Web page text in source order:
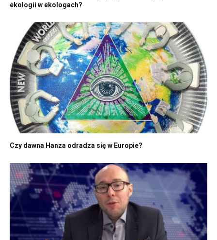
ekologii w ekologach?
Czy dawna Hanza odradza się w Europie?